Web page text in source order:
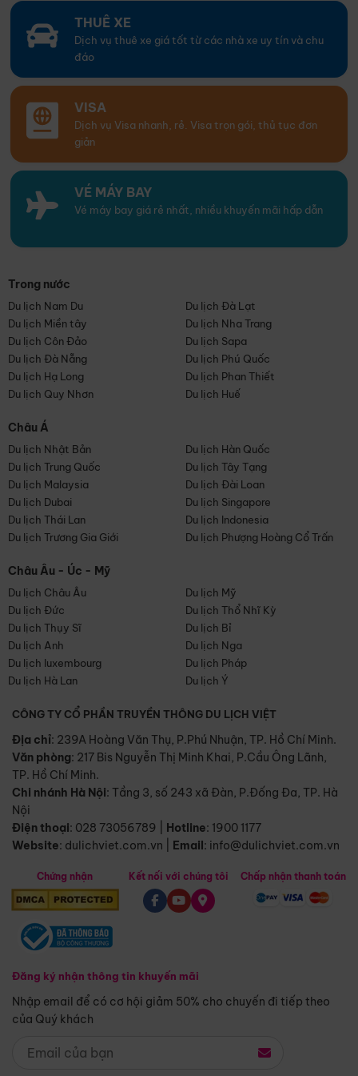
THUÊ XE
Dịch vụ thuê xe giá tốt từ các nhà xe uy tín và chu
đáo
VISA
Dịch vụ Visa nhanh, rẻ. Visa trọn gói, thủ tục đơn
giản
VÉ MÁY BAY
Vé máy bay giá rẻ nhất, nhiều khuyến mãi hấp dẫn
Trong nước
Du lịch Nam Du
Du lịch Đà Lạt
Du lịch Miền tây
Du lịch Nha Trang
Du lịch Côn Đảo
Du lịch Sapa
Du lịch Đà Nẵng
Du lịch Phú Quốc
Du lịch Hạ Long
Du lịch Phan Thiết
Du lịch Quy Nhơn
Du lịch Huế
Châu Á
Du lịch Nhật Bản
Du lịch Hàn Quốc
Du lịch Trung Quốc
Du lịch Tây Tạng
Du lịch Malaysia
Du lịch Đài Loan
Du lịch Dubai
Du lịch Singapore
Du lịch Thái Lan
Du lịch Indonesia
Du lịch Trương Gia Giới
Du lịch Phượng Hoàng Cổ Trấn
Châu Âu - Úc - Mỹ
Du lịch Châu Âu
Du lịch Mỹ
Du lịch Đức
Du lịch Thổ Nhĩ Kỳ
Du lịch Thụy Sĩ
Du lịch Bỉ
Du lịch Anh
Du lịch Nga
Du lịch luxembourg
Du lịch Pháp
Du lịch Hà Lan
Du lịch Ý
CÔNG TY CỔ PHẦN TRUYỀN THÔNG DU LỊCH VIỆT
Địa chỉ: 239A Hoàng Văn Thụ, P.Phú Nhuận, TP. Hồ Chí Minh.
Văn phòng: 217 Bis Nguyễn Thị Minh Khai, P.Cầu Ông Lãnh,
TP. Hồ Chí Minh.
Chi nhánh Hà Nội: Tầng 3, số 243 xã Đàn, P.Đống Đa, TP. Hà
Nội
Điện thoại: 028 73056789 Hotline: 1900 1177
Website: dulichviet.com.vn Email: info@dulichviet.com.vn
Chứng nhận
Đăng ký nhận thông tin khuyến mãi
Nhập email để có cơ hội giảm 50% cho chuyến đi tiếp theo
của Quý khách
Kết nối với chúng tôi Chấp nhận thanh toán